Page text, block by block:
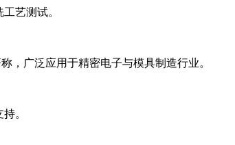
艺测试。
广泛应用于精密电子与模具制造行业。
。